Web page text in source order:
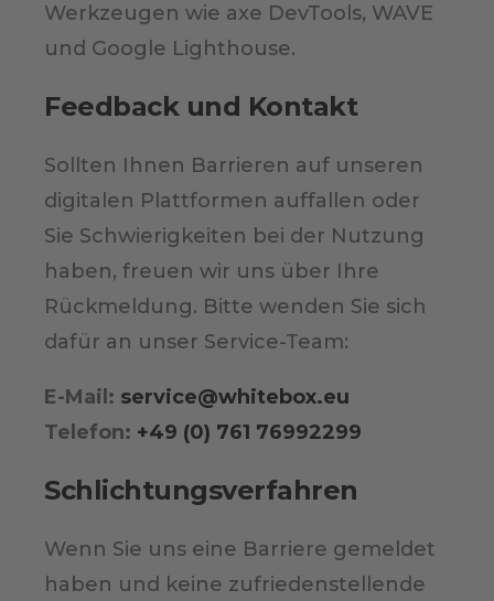
Werkzeugen wie axe DevTools, WAVE
und Google Lighthouse.
Feedback und Kontakt
Sollten Ihnen Barrieren auf unseren
digitalen Plattformen auffallen oder
Sie Schwierigkeiten bei der Nutzung
haben, freuen wir uns über Ihre
Rückmeldung. Bitte wenden Sie sich
dafür an unser Service-Team:
E-Mail: service@whitebox.eu
Telefon: +49 (0) 761 76992299
Schlichtungsverfahren
Wenn Sie uns eine Barriere gemeldet
haben und keine zufriedenstellende